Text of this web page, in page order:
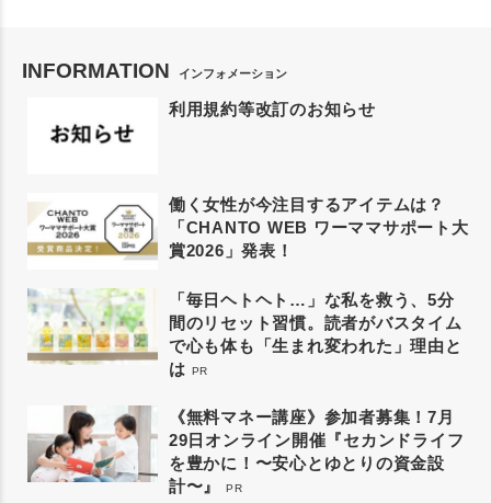
INFORMATION インフォメーション
利用規約等改訂のお知らせ
働く女性が今注目するアイテムは？
「CHANTO WEB ワーママサポート大
賞2026」発表！
「毎日ヘトヘト…」な私を救う、5分
間のリセット習慣。読者がバスタイム
で心も体も「生まれ変われた」理由と
は PR
《無料マネー講座》参加者募集！7月
29日オンライン開催『セカンドライフ
を豊かに！〜安心とゆとりの資金設
計〜』
PR